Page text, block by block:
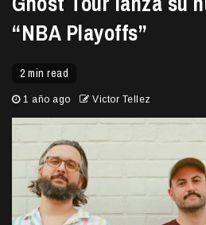
“NBA Playoffs”
2 min read
1 año ago Victor Tellez